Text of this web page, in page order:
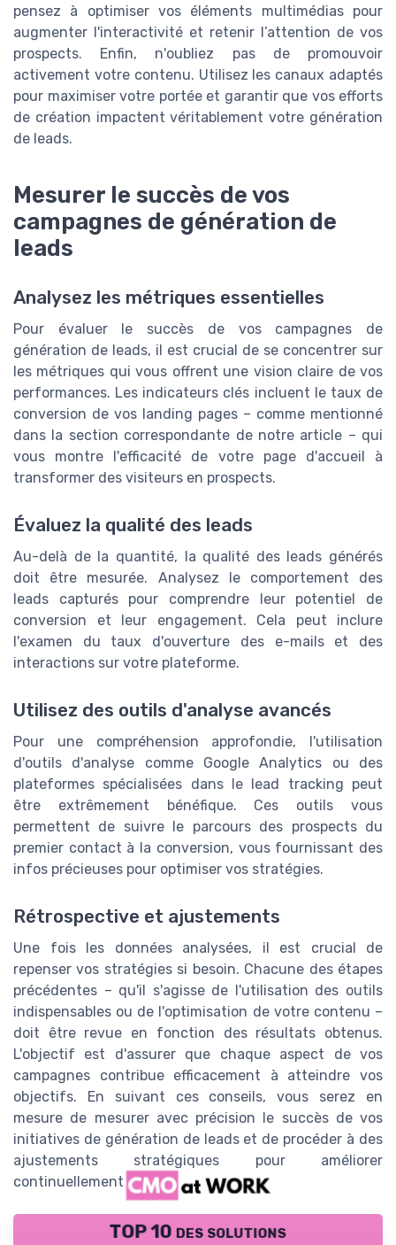
pensez à optimiser vos éléments multimédias pour
augmenter l'interactivité et retenir l’attention de vos
prospects. Enfin, n'oubliez pas de promouvoir
activement votre contenu. Utilisez les canaux adaptés
pour maximiser votre portée et garantir que vos efforts
de création impactent véritablement votre génération
de leads.
Mesurer le succès de vos
campagnes de génération de
leads
Analysez les métriques essentielles
Pour évaluer le succès de vos campagnes de
génération de leads, il est crucial de se concentrer sur
les métriques qui vous offrent une vision claire de vos
performances. Les indicateurs clés incluent le taux de
conversion de vos landing pages – comme mentionné
dans la section correspondante de notre article – qui
vous montre l'efficacité de votre page d'accueil à
transformer des visiteurs en prospects.
Évaluez la qualité des leads
Au-delà de la quantité, la qualité des leads générés
doit être mesurée. Analysez le comportement des
leads capturés pour comprendre leur potentiel de
conversion et leur engagement. Cela peut inclure
l'examen du taux d'ouverture des e-mails et des
interactions sur votre plateforme.
Utilisez des outils d'analyse avancés
Pour une compréhension approfondie, l'utilisation
d'outils d'analyse comme Google Analytics ou des
plateformes spécialisées dans le lead tracking peut
être extrêmement bénéfique. Ces outils vous
permettent de suivre le parcours des prospects du
premier contact à la conversion, vous fournissant des
infos précieuses pour optimiser vos stratégies.
Rétrospective et ajustements
Une fois les données analysées, il est crucial de
repenser vos stratégies si besoin. Chacune des étapes
précédentes – qu'il s'agisse de l'utilisation des outils
indispensables ou de l'optimisation de votre contenu –
doit être revue en fonction des résultats obtenus.
L'objectif est d'assurer que chaque aspect de vos
campagnes contribue efficacement à atteindre vos
objectifs. En suivant ces conseils, vous serez en
mesure de mesurer avec précision le succès de vos
initiatives de génération de leads et de procéder à des
ajustements stratégiques pour améliorer
continuellement vos performances.
TOP 10 des solutions